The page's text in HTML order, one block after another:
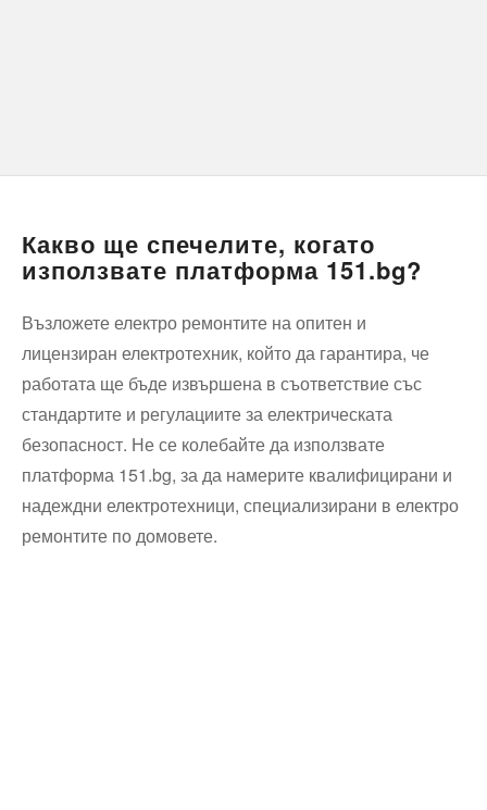
Какво ще спечелите, когато
използвате платформа 151.bg?
Възложете електро ремонтите на опитен и
лицензиран електротехник, който да гарантира, че
работата ще бъде извършена в съответствие със
стандартите и регулациите за електрическата
безопасност. Не се колебайте да използвате
платформа 151.bg, за да намерите квалифицирани и
надеждни електротехници, специализирани в електро
ремонтите по домовете.